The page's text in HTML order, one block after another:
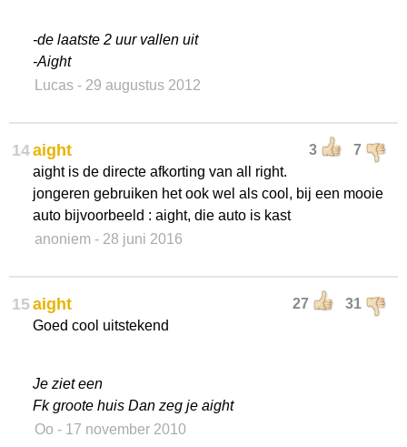
-de laatste 2 uur vallen uit
-Aight
Lucas - 29 augustus 2012
14 3 7
aight
aight is de directe afkorting van all right.
jongeren gebruiken het ook wel als cool, bij een mooie
auto bijvoorbeeld : aight, die auto is kast
anoniem - 28 juni 2016
15 27 31
aight
Goed cool uitstekend
Je ziet een
Fk groote huis Dan zeg je aight
Oo - 17 november 2010